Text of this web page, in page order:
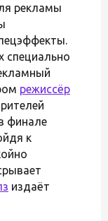
рекламы
специально
режиссёр
финале
к
издаёт